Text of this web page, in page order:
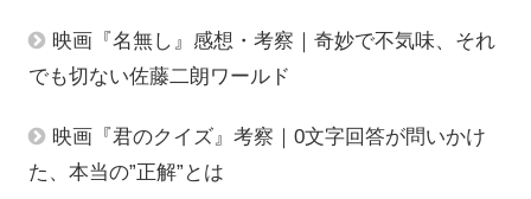
映画『名無し』感想・考察｜奇妙で不気味、それ
でも切ない佐藤二朗ワールド
映画『君のクイズ』考察｜0文字回答が問いかけ
た、本当の”正解”とは